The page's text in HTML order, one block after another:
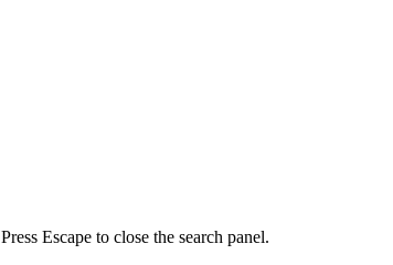
Press Escape to close the search panel.